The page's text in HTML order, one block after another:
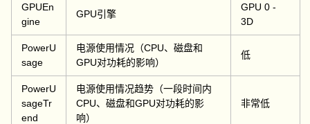
GPUEn
gine
GPU引擎
GPU 0 -
3D
PowerU
sage
电源使用情况（CPU、磁盘和
GPU对功耗的影响）
低
PowerU
sageTr
end
电源使用情况趋势（一段时间内
CPU、磁盘和GPU对功耗的影
响）
非常低